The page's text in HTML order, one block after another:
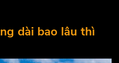
dài bao lâu thì